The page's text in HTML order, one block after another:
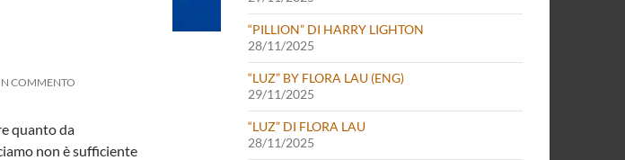
COMMENTO
quanto da
non è sufficiente
“PILLION” DI HARRY LIGHTON
28/11/2025
“LUZ” BY FLORA LAU (ENG)
29/11/2025
“LUZ” DI FLORA LAU
28/11/2025